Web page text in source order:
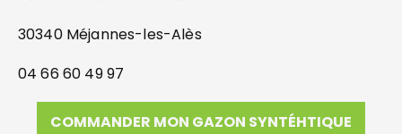
30340 Méjannes-les-Alès
04 66 60 49 97
COMMANDER MON GAZON SYNTÉHTIQUE